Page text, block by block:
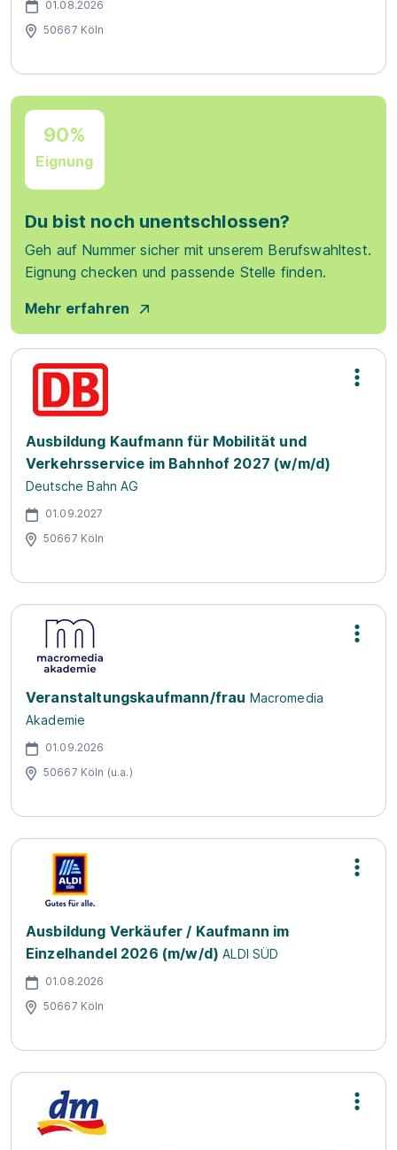
01.08.2026
50667 Köln
90%
Eignung
Du bist noch unentschlossen?
Geh auf Nummer sicher mit unserem Berufswahltest.
Eignung checken und passende Stelle finden.
Mehr erfahren
Ausbildung Kaufmann für Mobilität und
Verkehrsservice im Bahnhof 2027 (w/m/d)
Deutsche Bahn AG
01.09.2027
50667 Köln
Veranstaltungskaufmann/frau Macromedia
Akademie
01.09.2026
50667 Köln (u.a.)
Ausbildung Verkäufer / Kaufmann im
Einzelhandel 2026 (m/w/d) ALDI SÜD
01.08.2026
50667 Köln